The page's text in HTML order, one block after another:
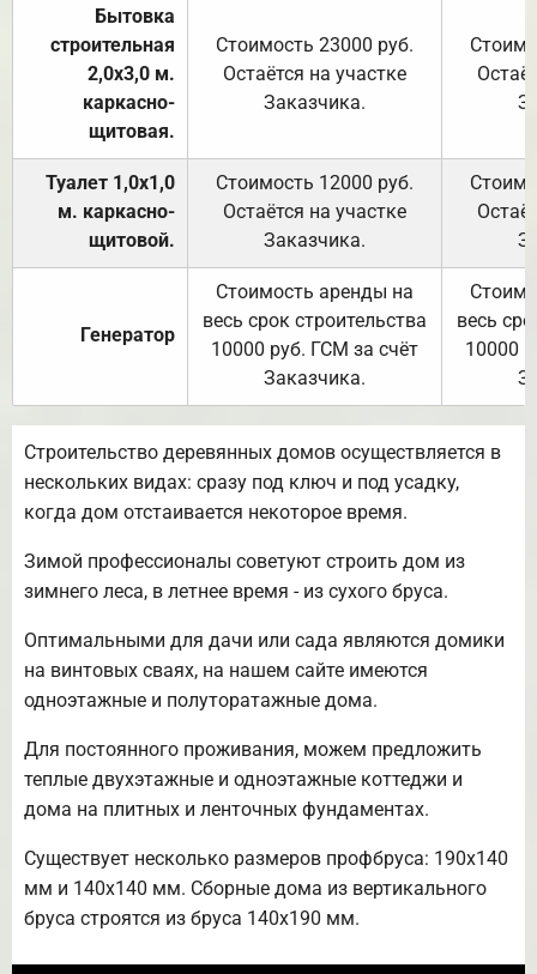
Бытовка
строительная
2,0х3,0 м.
каркасно-
щитовая.
Стоимость 23000 руб.
Остаётся на участке
Заказчика.
Туалет 1,0х1,0
м. каркасно-
щитовой.
Стоимость 12000 руб.
Остаётся на участке
Заказчика.
Генератор
Стоимость аренды на
весь срок строительства
10000 руб. ГСМ за счёт
Заказчика.
весь
10000
Строительство деревянных домов осуществляется в
нескольких видах: сразу под ключ и под усадку,
когда дом отстаивается некоторое время.
Зимой профессионалы советуют строить дом из
зимнего леса, в летнее время - из сухого бруса.
Оптимальными для дачи или сада являются домики
на винтовых сваях, на нашем сайте имеются
одноэтажные и полуторатажные дома.
Для постоянного проживания, можем предложить
теплые двухэтажные и одноэтажные коттеджи и
дома на плитных и ленточных фундаментах.
Существует несколько размеров профбруса: 190х140
мм и 140х140 мм. Сборные дома из вертикального
бруса строятся из бруса 140х190 мм.